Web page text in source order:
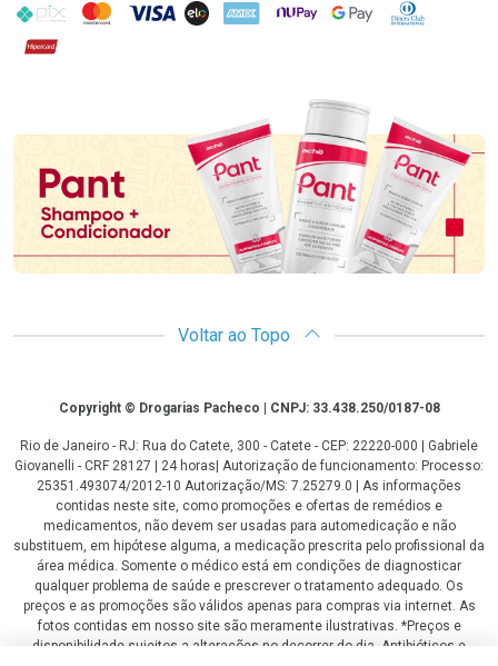
PIX MasterCard
VISA ELO AMEX NuPay Google PayDiners Club
Hipercard
Promoção em Destaque
Voltar ao Topo
CopyrightCopyright © Drogarias Pacheco | CNPJ: 33.438.250/0187-08
Rio de Janeiro - RJ: Rua do Catete, 300 - Catete - CEP: 22220-000 | Gabriele
Giovanelli - CRF 28127 | 24 horas| Autorização de funcionamento: Processo:
25351.493074/2012-10 Autorização/MS: 7.25279.0 | As informações
contidas neste site, como promoções e ofertas de remédios e
medicamentos, não devem ser usadas para automedicação e não
substituem, em hipótese alguma, a medicação prescrita pelo profissional da
área médica. Somente o médico está em condições de diagnosticar
qualquer problema de saúde e prescrever o tratamento adequado. Os
preços e as promoções são válidos apenas para compras via internet. As
fotos contidas em nosso site são meramente ilustrativas. *Preços e
disponibilidade sujeitos a alterações no decorrer do dia. Antibióticos e